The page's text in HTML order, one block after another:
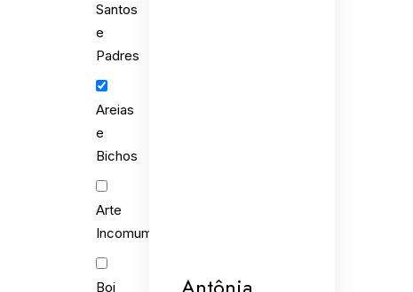
Santos
e
Padres
Areias
e
Bichos
Arte
Incomum
Boi